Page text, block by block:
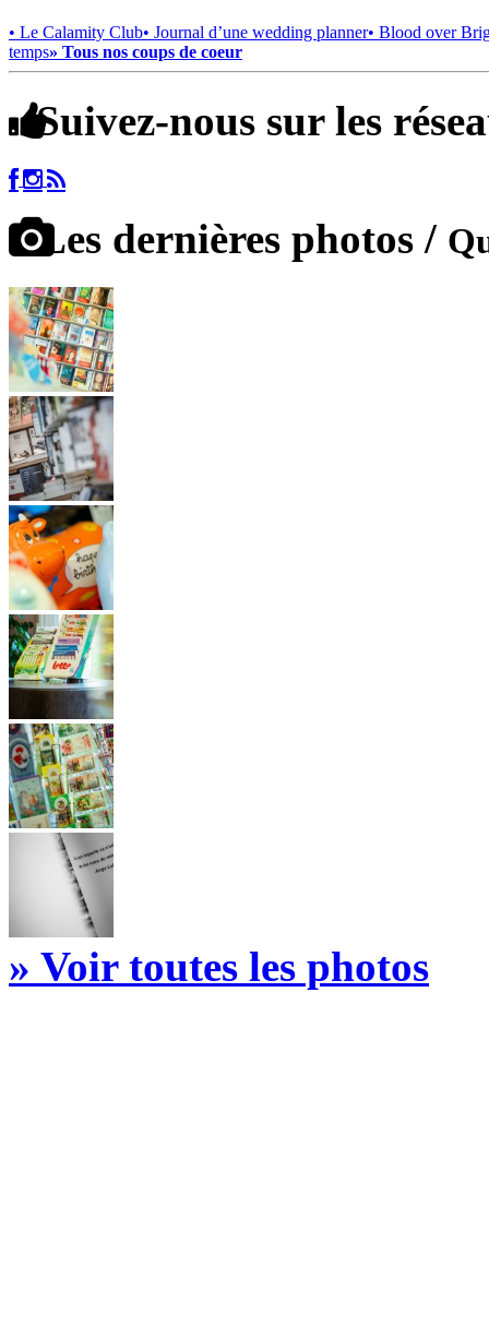
• Le Calamity Club• Journal d’une wedding planner• Blood over
temps» Tous nos coups de coeur
Suivez-nous sur les
Les dernières photos /
» Voir toutes les photos